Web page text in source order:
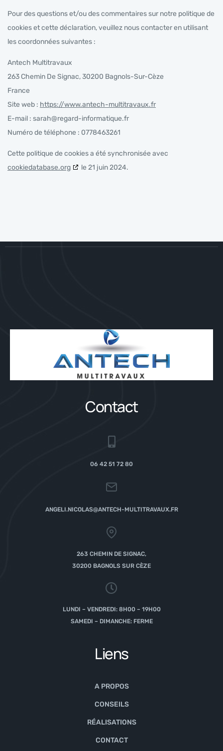
Pour des questions et/ou des commentaires sur notre politique de
cookies et cette déclaration, veuillez nous contacter en utilisant
les coordonnées suivantes :
Antech Multitravaux
263 Chemin De Signac, 30200 Bagnols-Sur-Cèze
France
Site web : https://www.antech-multitravaux.fr
E-mail : sarah@regard-informatique.fr
Numéro de téléphone : 0778463261
Cette politique de cookies a été synchronisée avec
cookiedatabase.org
le 21 juin 2024.
Contact
06 42 51 72 80
ANGELI.NICOLAS@ANTECH-MULTITRAVAUX.FR
263 CHEMIN DE SIGNAC,
30200 BAGNOLS SUR CÈZE
LUNDI – VENDREDI: 8H00 – 19H00
SAMEDI – DIMANCHE: FERME
Liens
A PROPOS
CONSEILS
RÉALISATIONS
CONTACT